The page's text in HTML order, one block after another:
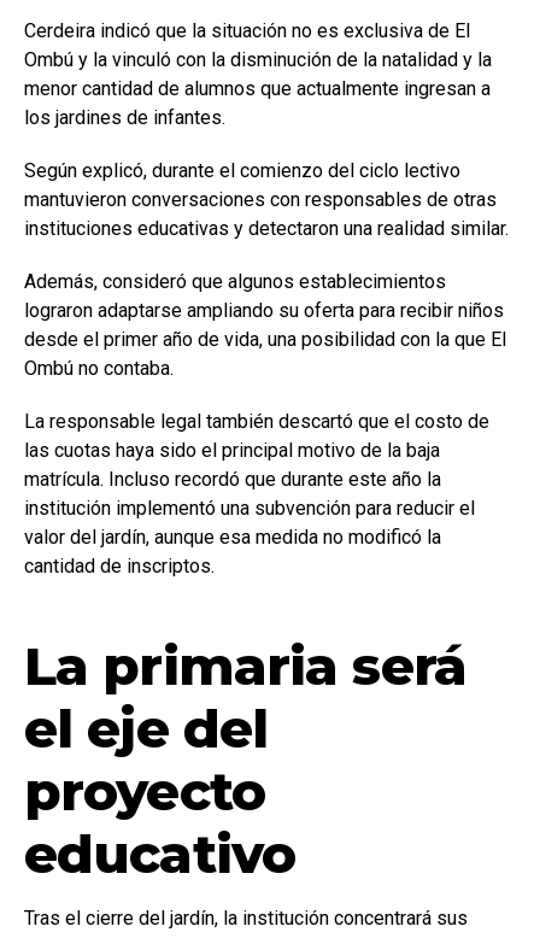
Cerdeira indicó que la situación no es exclusiva de El
Ombú y la vinculó con la disminución de la natalidad y la
menor cantidad de alumnos que actualmente ingresan a
los jardines de infantes.
Según explicó, durante el comienzo del ciclo lectivo
mantuvieron conversaciones con responsables de otras
instituciones educativas y detectaron una realidad similar.
Además, consideró que algunos establecimientos
lograron adaptarse ampliando su oferta para recibir niños
desde el primer año de vida, una posibilidad con la que El
Ombú no contaba.
La responsable legal también descartó que el costo de
las cuotas haya sido el principal motivo de la baja
matrícula. Incluso recordó que durante este año la
institución implementó una subvención para reducir el
valor del jardín, aunque esa medida no modificó la
cantidad de inscriptos.
La primaria será
el eje del
proyecto
educativo
Tras el cierre del jardín, la institución concentrará sus